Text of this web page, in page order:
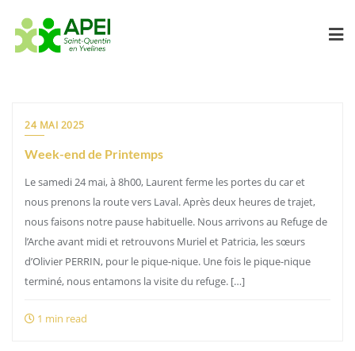
content
24 MAI 2025
Week-end de Printemps
Le samedi 24 mai, à 8h00, Laurent ferme les portes du car et
nous prenons la route vers Laval. Après deux heures de trajet,
nous faisons notre pause habituelle. Nous arrivons au Refuge de
l’Arche avant midi et retrouvons Muriel et Patricia, les sœurs
d’Olivier PERRIN, pour le pique-nique. Une fois le pique-nique
terminé, nous entamons la visite du refuge. […]
1 min read